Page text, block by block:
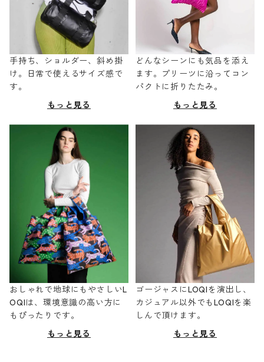
手持ち、ショルダー、斜め掛
け。日常で使えるサイズ感で
す。
もっと見る
どんなシーンにも気品を添え
ます。プリーツに沿ってコン
パクトに折りたたみ。
もっと見る
おしゃれで地球にもやさしいL
OQIは、環境意識の高い方に
もぴったりです。
もっと見る
ゴージャスにLOQIを演出し、
カジュアル以外でもLOQIを楽
しんで頂けます。
もっと見る